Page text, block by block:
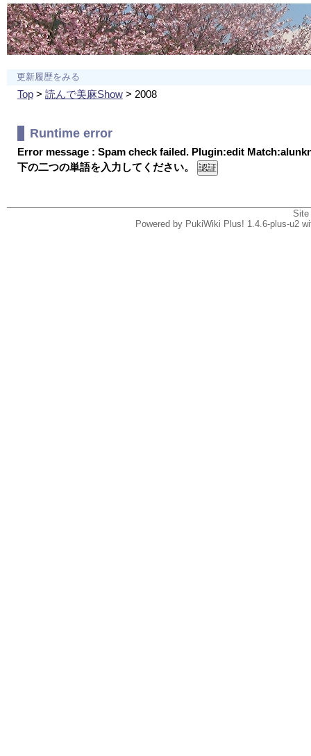
更新履歴をみる
Top> 読んで美麻Show> 2008
Runtime error
Error message : Spam check failed. Plugin:edit
下の二つの単語を入力してください。
Powered by PukiWiki Plus! 1.4.6-plus-u2